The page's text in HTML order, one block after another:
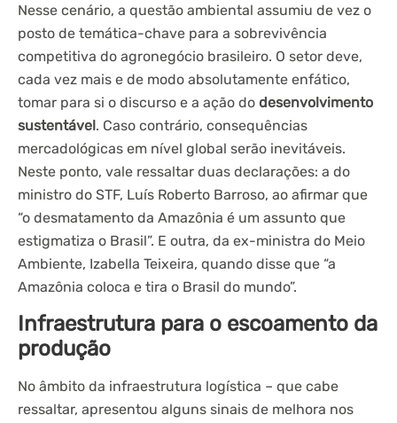
Nesse cenário, a questão ambiental assumiu de vez o
posto de temática-chave para a sobrevivência
competitiva do agronegócio brasileiro. O setor deve,
cada vez mais e de modo absolutamente enfático,
tomar para si o discurso e a ação do desenvolvimento
sustentável. Caso contrário, consequências
mercadológicas em nível global serão inevitáveis.
Neste ponto, vale ressaltar duas declarações: a do
ministro do STF, Luís Roberto Barroso, ao afirmar que
“o desmatamento da Amazônia é um assunto que
estigmatiza o Brasil”. E outra, da ex-ministra do Meio
Ambiente, Izabella Teixeira, quando disse que “a
Amazônia coloca e tira o Brasil do mundo”.
Infraestrutura para o escoamento da
produção
No âmbito da infraestrutura logística – que cabe
ressaltar, apresentou alguns sinais de melhora nos